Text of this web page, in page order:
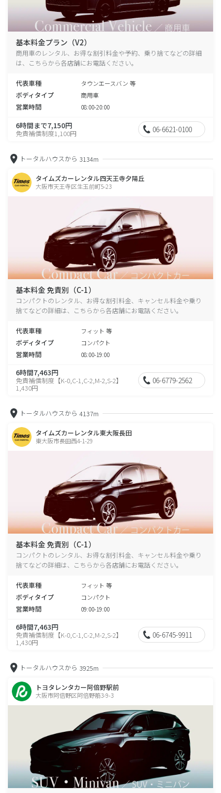
基本料金プラン（V2）
商用車のレンタル、お得な割引料金や予約、乗り捨てなどの詳細
は、こちらから各店舗にお電話ください。
代表車種 タウンエースバン 等
ボディタイプ 商用車
営業時間 08:00-20:00
6時間まで7,150円
免責補償制度1,100円 06-6621-0100
トータルハウスから 3134m
タイムズカーレンタル四天王寺夕陽丘
大阪市天王寺区生玉前町5-23
基本料金 免責別（C-1）
コンパクトのレンタル、お得な割引料金、キャンセル料金や乗り
捨てなどの詳細は、こちらから各店舗にお電話ください。
代表車種 フィット 等
ボディタイプ コンパクト
営業時間 08:00-19:00
6時間7,463円
免責補償制度【K-0,C-1,C-2,M-2,S-2】
1,430円
06-6779-2562
トータルハウスから 4137m
タイムズカーレンタル東大阪長田
東大阪市長田西4-1-29
基本料金 免責別（C-1）
コンパクトのレンタル、お得な割引料金、キャンセル料金や乗り
捨てなどの詳細は、こちらから各店舗にお電話ください。
代表車種 フィット 等
ボディタイプ コンパクト
営業時間 09:00-19:00
6時間7,463円
免責補償制度【K-0,C-1,C-2,M-2,S-2】
1,430円
06-6745-9911
トータルハウスから 3925m
トヨタレンタカー阿倍野駅前
大阪市阿倍野区阿倍野筋3-9-3